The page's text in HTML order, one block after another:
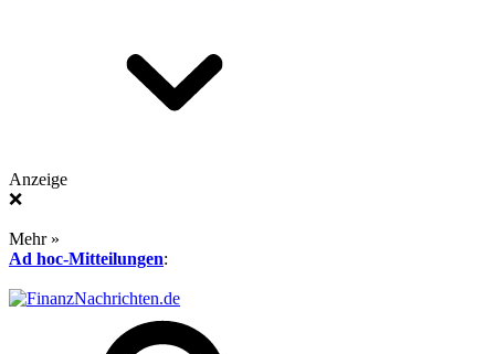
Anzeige
❌
Mehr »
Ad hoc-Mitteilungen: